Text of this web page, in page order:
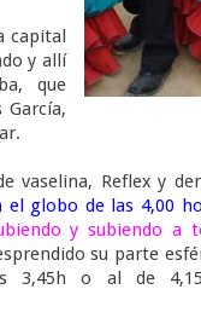
capital
y allí
que
vaselina, Reflex y
el globo de las 4,00
y subiendo a
su parte
3,45h o al de